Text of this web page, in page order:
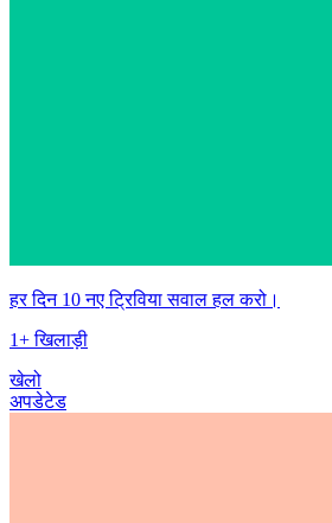
हर दिन 10 नए ट्रिविया सवाल हल करो।
1+ खिलाड़ी
खेलो
अपडेटेड